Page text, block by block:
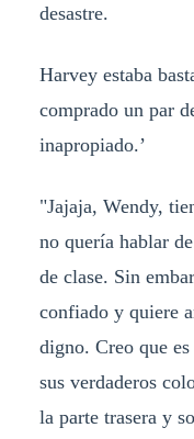
desastre.
Harvey estaba
comprado un par
inapropiado.’
"Jajaja, Wendy,
no quería hablar
de clase. Sin
confiado y quiere
digno. Creo que
sus verdaderos
la parte trasera y